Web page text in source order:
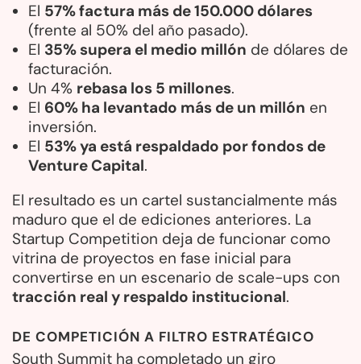
El 57% factura más de 150.000 dólares
(frente al 50% del año pasado).
El 35% supera el medio millón de dólares de
facturación.
Un 4% rebasa los 5 millones.
El 60% ha levantado más de un millón en
inversión.
El 53% ya está respaldado por fondos de
Venture Capital.
El resultado es un cartel sustancialmente más
maduro que el de ediciones anteriores. La
Startup Competition deja de funcionar como
vitrina de proyectos en fase inicial para
convertirse en un escenario de scale-ups con
tracción real y respaldo institucional.
DE COMPETICIÓN A FILTRO ESTRATÉGICO
South Summit ha completado un giro